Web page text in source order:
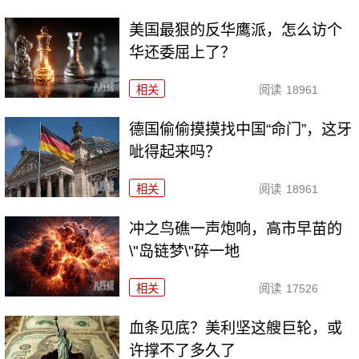
美国最狠的反华鹰派，怎么访个
华还委屈上了？
相关 阅读 18961
德国偷偷摸摸找中国“命门”，这牙
呲得起来吗？
相关 阅读 18961
冲之鸟礁一声炮响，高市早苗的
\"岛链梦\"碎一地
相关 阅读 17526
血条见底？美利坚这艘巨轮，或
许撑不了多久了